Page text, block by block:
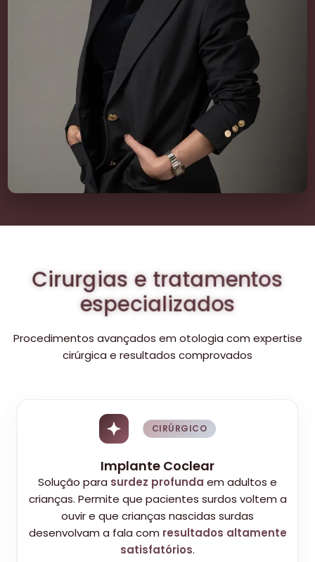
Cirurgias e tratamentos
especializados
Procedimentos avançados em otologia com expertise
cirúrgica e resultados comprovados
CIRÚRGICO
Implante Coclear
Solução para surdez profunda em adultos e
crianças. Permite que pacientes surdos voltem a
ouvir e que crianças nascidas surdas
desenvolvam a fala com resultados altamente
satisfatórios.